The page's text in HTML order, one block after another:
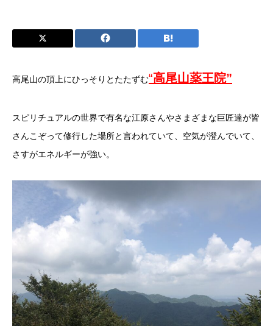
高尾山の頂上にひっそりとたたずむ“高尾山薬王院”
スピリチュアルの世界で有名な江原さんやさまざまな巨匠達が皆
さんこぞって修行した場所と言われていて、空気が澄んでいて、
さすがエネルギーが強い。